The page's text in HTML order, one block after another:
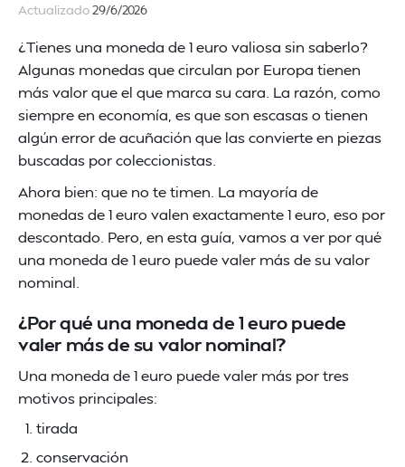
Actualizado29/6/2026
¿Tienes una moneda de 1 euro valiosa sin saberlo?
Algunas monedas que circulan por Europa tienen
más valor que el que marca su cara. La razón, como
siempre en economía, es que son escasas o tienen
algún error de acuñación que las convierte en piezas
buscadas por coleccionistas.
Ahora bien: que no te timen. La mayoría de
monedas de 1 euro valen exactamente 1 euro, eso por
descontado. Pero, en esta guía, vamos a ver por qué
una moneda de 1 euro puede valer más de su valor
nominal.
¿Por qué una moneda de 1 euro puede
valer más de su valor nominal?
Una moneda de 1 euro puede valer más por tres
motivos principales:
tirada
conservación